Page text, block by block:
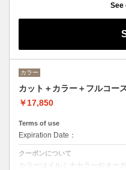
デザインによってベストな選択
※フルカラーの場合プラス¥1100
クイックトリートメント
See
カラー
カット＋カラー＋フルコー
￥17,850
Terms of use
Expiration Date：
クーポンについて
カラーはイルミナカラーやオー